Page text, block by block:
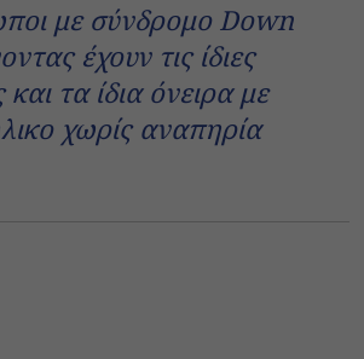
με σύνδρομο Down
έχουν τις ίδιες
και τα ίδια όνειρα με
χωρίς αναπηρία